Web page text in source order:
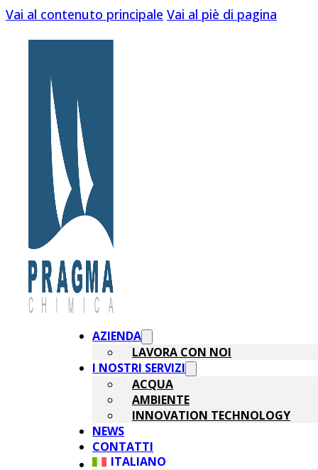
Vai al contenuto principale Vai al piè di pagina
AZIENDA
LAVORA CON NOI
I NOSTRI SERVIZI
ACQUA
AMBIENTE
INNOVATION TECHNOLOGY
NEWS
CONTATTI
ITALIANO